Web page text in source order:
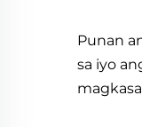
Punan
sa iyo